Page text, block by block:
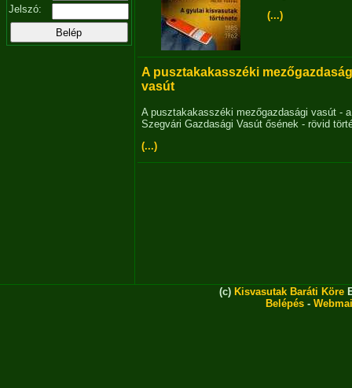
Jelszó:
(...)
A pusztakakasszéki
vasút
A pusztakakasszéki mezőgazdasági vasút - a
Szegvári Gazdasági Vasút ősének - rövid
(...)
(c) Kisvasutak Baráti Köre
Belépés -